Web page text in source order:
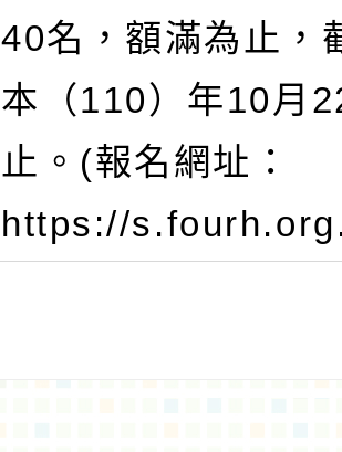
40名，額滿為止，
本（110）年10月
止。(報名網址：
https://